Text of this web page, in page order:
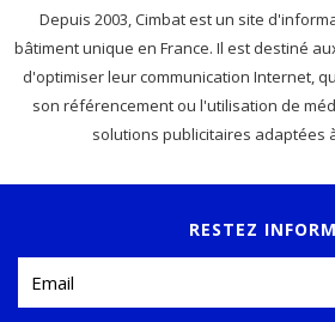
Depuis 2003, Cimbat est un site
bâtiment unique en France. Il est destiné
d'optimiser leur communication Internet,
son référencement ou l'utilisation de
solutions publicitaires adaptées
RESTEZ